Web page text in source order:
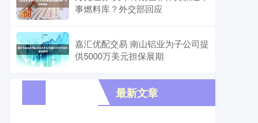
事燃料库？外交部回应
嘉汇优配交易 南山铝业为子公司提
供5000万美元担保展期
最新文章